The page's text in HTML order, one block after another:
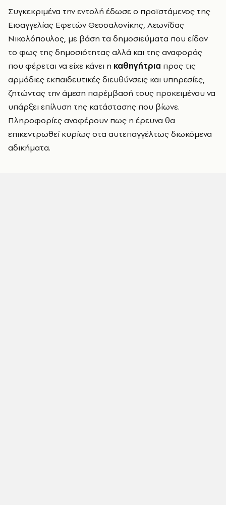
Συγκεκριμένα την εντολή έδωσε ο προϊστάμενος της
Εισαγγελίας Εφετών Θεσσαλονίκης, Λεωνίδας
Νικολόπουλος, με βάση τα δημοσιεύματα που είδαν
το φως της δημοσιότητας αλλά και της αναφοράς
που φέρεται να είχε κάνει η καθηγήτρια προς τις
αρμόδιες εκπαιδευτικές διευθύνσεις και υπηρεσίες,
ζητώντας την άμεση παρέμβασή τους προκειμένου να
υπάρξει επίλυση της κατάστασης που βίωνε.
Πληροφορίες αναφέρουν πως η έρευνα θα
επικεντρωθεί κυρίως στα αυτεπαγγέλτως διωκόμενα
αδικήματα.